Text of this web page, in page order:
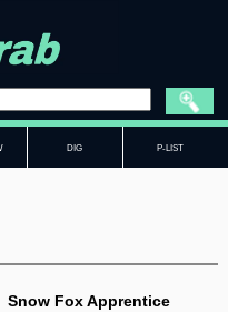
DIG P-LIST
】Snow Fox Apprentice